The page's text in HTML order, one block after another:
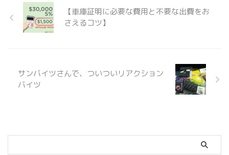
【車庫証明に必要な費用と不要な出費をお
さえるコツ】
サンバイツさんで、ついついリアクション
バイツ